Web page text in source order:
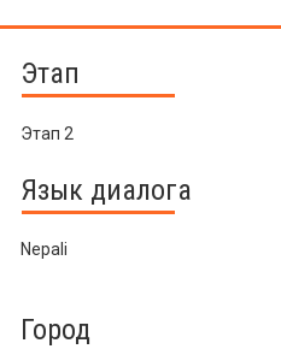
Этап
Этап 2
Язык диалога
Nepali
Город